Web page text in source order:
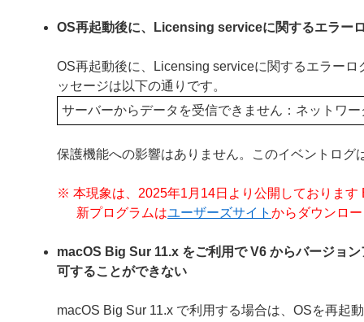
OS再起動後に、Licensing serviceに関するエラー
OS再起動後に、Licensing serviceに関するエラー
ッセージは以下の通りです。
サーバーからデータを受信できません：ネットワ
保護機能への影響はありません。このイベントログ
※ 本現象は、2025年1月14日より公開しておりま
新プログラムはユーザーズサイト からダウンロ
macOS Big Sur 11.x をご利用で V6 からバージョ
可することができない
macOS Big Sur 11.x で利用する場合は、OSを再起